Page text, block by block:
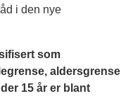
i den nye
som
aldersgrense
15 år er blant